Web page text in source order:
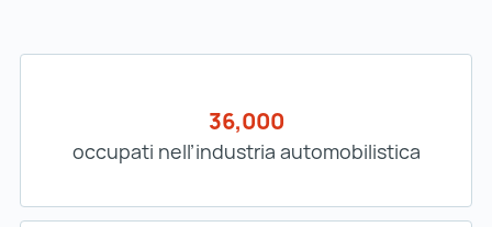
36,000
occupati nell’industria automobilistica